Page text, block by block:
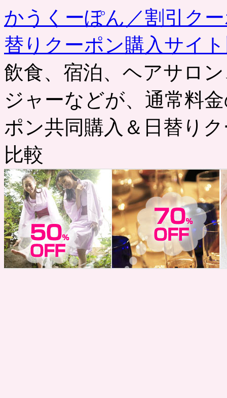
かうくーぽん／割引ク
替りクーポン購入サイ
飲食、宿泊、ヘアサロ
ジャーなどが、通常料
ポン共同購入＆日替り
比較